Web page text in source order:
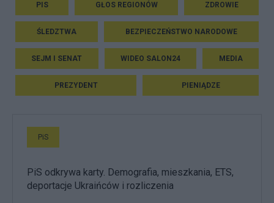
PIS GŁOS REGIONÓW ZDROWIE
ŚLEDZTWA BEZPIECZEŃSTWO NARODOWE
SEJM I SENAT WIDEO SALON24 MEDIA
PREZYDENT PIENIĄDZE
PiS
PiS odkrywa karty. Demografia, mieszkania, ETS,
deportacje Ukraińców i rozliczenia